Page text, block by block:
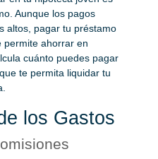
Aunque los pagos
altos, pagar tu préstamo
permite ahorrar en
cuánto puedes pagar
te permita liquidar tu
los Gastos